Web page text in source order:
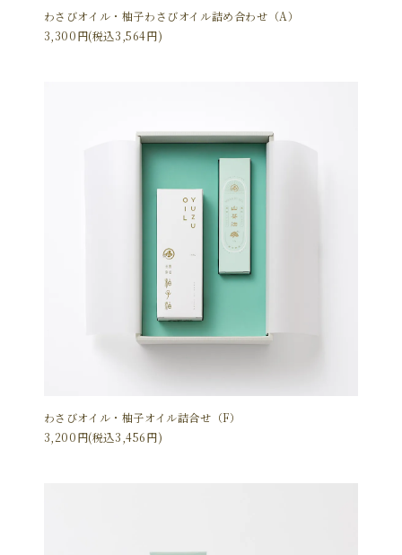
わさびオイル・柚子わさびオイル詰め合わせ（A）
3,300円(税込3,564円)
わさびオイル・柚子オイル詰合せ（F）
3,200円(税込3,456円)